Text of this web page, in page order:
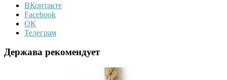
ВКонтакте
Facebook
ОК
Телеграм
Держава рекомендует